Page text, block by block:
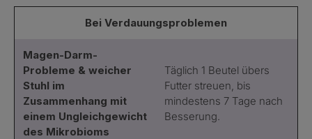
Bei Verdauungsproblemen
Magen-Darm-
Probleme & weicher
Stuhl im
Zusammenhang mit
einem Ungleichgewicht
des Mikrobioms
Täglich 1 Beutel übers
Futter streuen, bis
mindestens 7 Tage nach
Besserung.